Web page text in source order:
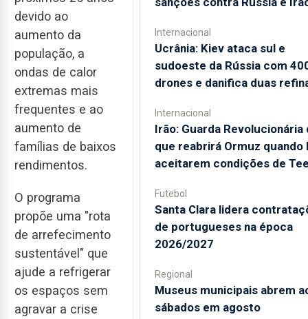
devido ao
aumento da
população, a
ondas de calor
extremas mais
frequentes e ao
aumento de
famílias de baixos
rendimentos.
O programa
propõe uma "rota
de arrefecimento
sustentável" que
ajude a refrigerar
os espaços sem
agravar a crise
Internacional
Ucrânia: Kiev ataca sul e
sudoeste da Rússia com
drones e danifica duas
Internacional
Irão: Guarda Revolucionária
que reabrirá Ormuz quando
aceitarem condições de
Futebol
Santa Clara lidera
de portugueses na época
2026/2027
Regional
Museus municipais abrem
sábados em agosto